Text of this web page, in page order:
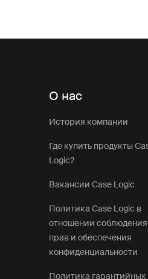
О нас
История компании
Где купить продукты
Logic?
Вакансии Case Logic
Политика Case Logic в
отношении соблюдения
прав и обеспечения
конфиденциальности
Политика гарантийных